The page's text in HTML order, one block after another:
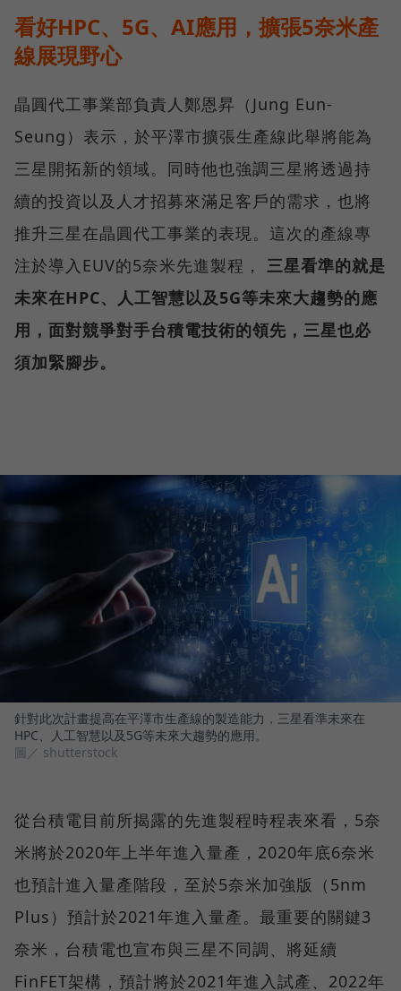
看好HPC、5G、AI應用，擴張5奈米產
線展現野心
晶圓代工事業部負責人鄭恩昇（Jung Eun-
Seung）表示，於平澤市擴張生產線此舉將能為
三星開拓新的領域。同時他也強調三星將透過持
續的投資以及人才招募來滿足客戶的需求，也將
推升三星在晶圓代工事業的表現。這次的產線專
注於導入EUV的5奈米先進製程， 三星看準的就是
未來在HPC、人工智慧以及5G等未來大趨勢的應
用，面對競爭對手台積電技術的領先，三星也必
須加緊腳步。
針對此次計畫提高在平澤市生產線的製造能力，三星看準未來在
HPC、人工智慧以及5G等未來大趨勢的應用。
圖／ shutterstock
從台積電目前所揭露的先進製程時程表來看，5奈
米將於2020年上半年進入量產，2020年底6奈米
也預計進入量產階段，至於5奈米加強版（5nm
Plus）預計於2021年進入量產。最重要的關鍵3
奈米，台積電也宣布與三星不同調、將延續
FinFET架構，預計將於2021年進入試產、2022年